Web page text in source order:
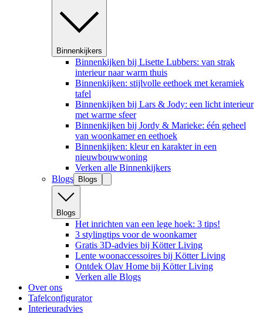
Binnenkijkers
Binnenkijken bij Lisette Lubbers: van strak
interieur naar warm thuis
Binnenkijken: stijlvolle eethoek met keramiek
tafel
Binnenkijken bij Lars & Jody: een licht interieur
met warme sfeer
Binnenkijken bij Jordy & Marieke: één geheel
van woonkamer en eethoek
Binnenkijken: kleur en karakter in een
nieuwbouwwoning
Verken alle Binnenkijkers
Blogs
Blogs
Blogs
Het inrichten van een lege hoek: 3 tips!
3 stylingtips voor de woonkamer
Gratis 3D-advies bij Kötter Living
Lente woonaccessoires bij Kötter Living
Ontdek Olav Home bij Kötter Living
Verken alle Blogs
Over ons
Tafelconfigurator
Interieuradvies